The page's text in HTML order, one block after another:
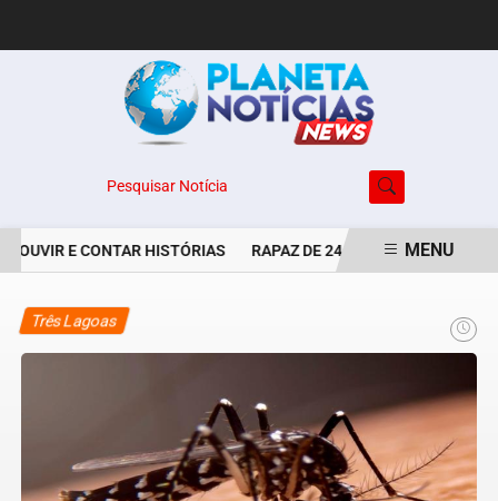
Pesquisar Notícia
E CONTAR HISTÓRIAS RAPAZ DE 24 ANOS É MENU
Três Lagoas